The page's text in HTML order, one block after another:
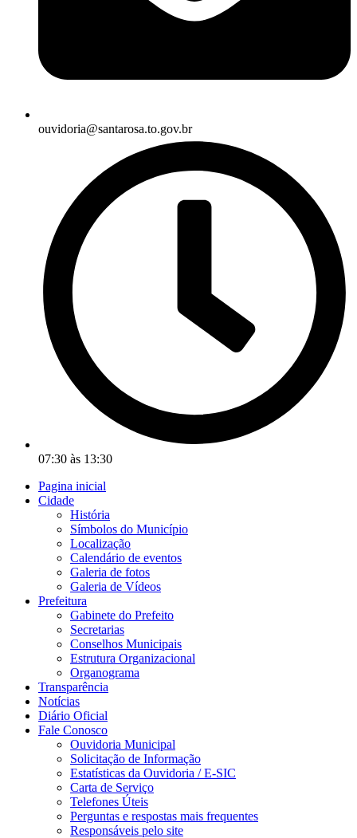
ouvidoria@santarosa.to.gov.br
07:30 às 13:30
Pagina inicial
Cidade
História
Símbolos do Município
Localização
Calendário de eventos
Galeria de fotos
Galeria de Vídeos
Prefeitura
Gabinete do Prefeito
Secretarias
Conselhos Municipais
Estrutura Organizacional
Organograma
Transparência
Notícias
Diário Oficial
Fale Conosco
Ouvidoria Municipal
Solicitação de Informação
Estatísticas da Ouvidoria / E-SIC
Carta de Serviço
Telefones Úteis
Perguntas e respostas mais frequentes
Responsáveis pelo site